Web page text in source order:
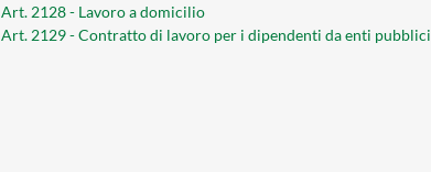
Art. 2128 - Lavoro a domicilio
Art. 2129 - Contratto di lavoro per i dipendenti da enti pubblici